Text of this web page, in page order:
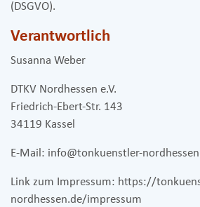
(DSGVO).
Verantwortlich
Susanna Weber
DTKV Nordhessen e.V.
Friedrich-Ebert-Str. 143
34119 Kassel
E-Mail: info@tonkuenstler-
Link zum Impressum: https://
nordhessen.de/impressum